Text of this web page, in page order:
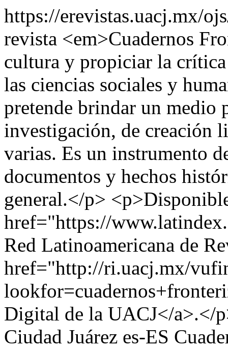
https://erevistas.uacj.mx/
revista <em>Cuadernos
cultura y propiciar la
las ciencias sociales y
pretende brindar un medio
investigación, de creación
varias. Es un instrumento
documentos y hechos
general.</p>
href="https://
Red Latinoamericana de
href="http://ri.uacj.mx/
Digital de la UACJ</a>.</
Ciudad Juárez es-ES